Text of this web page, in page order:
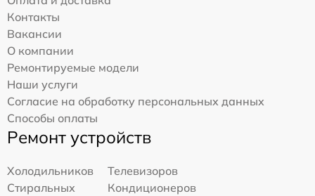
Контакты
Вакансии
О компании
Ремонтируемые модели
Наши услуги
Согласие на обработку персональных данных
Способы оплаты
Ремонт устройств
Холодильников
Телевизоров
Стиральных
Кондиционеров